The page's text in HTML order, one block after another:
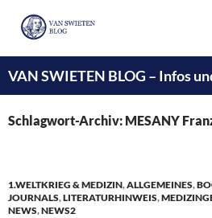
VAN SWIETEN BLOG – Infos
INHALT
SPRINGEN
Schlagwort-Archiv: MESANY
1.WELTKRIEG & MEDIZIN,ALLGEMEINES,
JOURNALS,LITERATURHINWEIS,
NEWS,NEWS2